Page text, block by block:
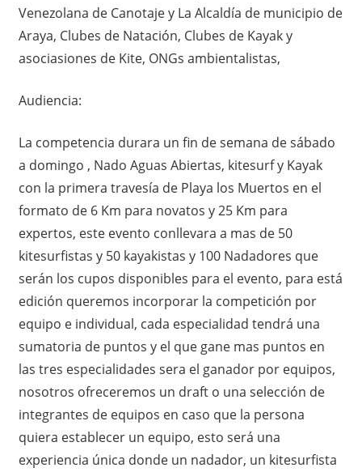
Venezolana de Canotaje y La Alcaldía de municipio de
Araya, Clubes de Natación, Clubes de Kayak y
asociasiones de Kite, ONGs ambientalistas,
Audiencia:
La competencia durara un fin de semana de sábado
a domingo , Nado Aguas Abiertas, kitesurf y Kayak
con la primera travesía de Playa los Muertos en el
formato de 6 Km para novatos y 25 Km para
expertos, este evento conllevara a mas de 50
kitesurfistas y 50 kayakistas y 100 Nadadores que
serán los cupos disponibles para el evento, para está
edición queremos incorporar la competición por
equipo e individual, cada especialidad tendrá una
sumatoria de puntos y el que gane mas puntos en
las tres especialidades sera el ganador por equipos,
nosotros ofreceremos un draft o una selección de
integrantes de equipos en caso que la persona
quiera establecer un equipo, esto será una
experiencia única donde un nadador, un kitesurfista